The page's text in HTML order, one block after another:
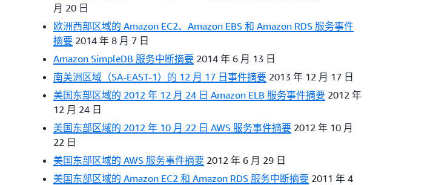
月 20 日
欧洲西部区域的 Amazon EC2、Amazon EBS 和 Amazon RDS 服务事件
摘要 2014 年 8 月 7 日
Amazon SimpleDB 服务中断摘要 2014 年 6 月 13 日
南美洲区域（SA-EAST-1）的 12 月 17 日事件摘要 2013 年 12 月 17 日
美国东部区域的 2012 年 12 月 24 日 Amazon ELB 服务事件摘要 2012 年
12 月 24 日
美国东部区域的 2012 年 10 月 22 日 AWS 服务事件摘要 2012 年 10 月
22 日
美国东部区域的 AWS 服务事件摘要 2012 年 6 月 29 日
美国东部区域的 Amazon EC2 和 Amazon RDS 服务中断摘要 2011 年 4